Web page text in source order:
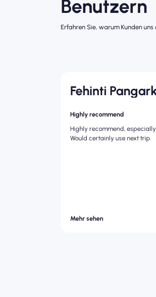
Benutzern
Erfahren Sie, warum Kunden
Fehinti
Highly recommend
Highly recommend,
Would certainly use next trip.
Mehr sehen